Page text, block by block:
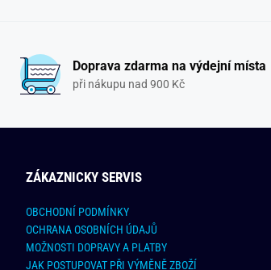
Doprava zdarma na výdejní místa
při nákupu nad 900 Kč
ZÁKAZNICKY SERVIS
OBCHODNÍ PODMÍNKY
OCHRANA OSOBNÍCH ÚDAJŮ
MOŽNOSTI DOPRAVY A PLATBY
JAK POSTUPOVAT PŘI VÝMĚNĚ ZBOŽÍ